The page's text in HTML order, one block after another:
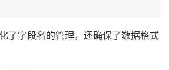
了字段名的管理，还确保了数据格式